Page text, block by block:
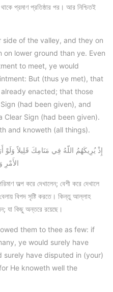
থাকে প্রমাণ প্রতিষ্ঠার পর। আর নিশ্চিতই
side of the valley, and they on
lower ground than ye. Even
to meet, ye would
But (thus ye met), that
enacted; that those
(had been given), and
Clear Sign (had been given).
and knoweth (all things).
الأَمْرِ
অল্প করে দেখালেন; বেশী করে দেখালে
বিপদ সৃষ্টি করতে। কিন্তু আল্লাহ
যা কিছু অন্তরে রয়েছে।
them to thee as few: if
ye would surely have
surely have disputed in (your)
He knoweth well the